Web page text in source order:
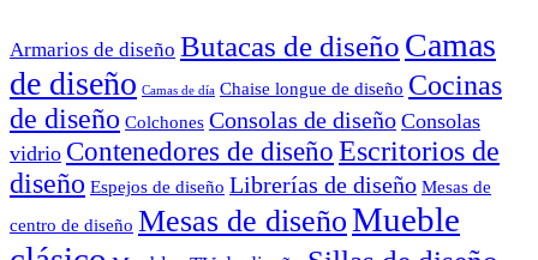
Armarios de diseño Butacas de diseño Camas
de diseño Camas de día Chaise longue de diseño Cocinas
de diseño Colchones Consolas de diseño Consolas
vidrio Contenedores de diseño Escritorios de
diseño Espejos de diseño Librerías de diseño Mesas de
centro de diseño Mesas de diseñoMueble